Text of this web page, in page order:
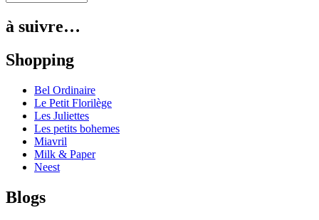
à suivre…
Shopping
Bel Ordinaire
Le Petit Florilège
Les Juliettes
Les petits bohemes
Miavril
Milk & Paper
Neest
Blogs